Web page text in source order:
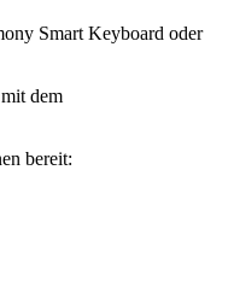
Smart Keyboard oder
dem
bereit: